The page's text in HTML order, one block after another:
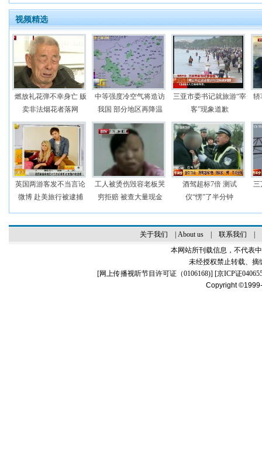
视频精选
燃放礼花弹不幸身亡 贩
卖非法烟花者落网
中等强度冷空气将造访
我国 部分地区再降温
三亚市委书记就旅游“宰
客”现象道歉
轿
英国两游客发不当言论
微博 赴美旅行被逮捕
工人被烫伤毁容老板哭
穷拒赔 被查大量现金
酒驾超标7倍 测试
仪“愣”了半分钟
三
关于我们 About us| 联系我们
本网站所刊载信息，不代表
未经授权禁止转载、摘
[网上传播视听节目许可证（0106168)] [京ICP证
Copyright